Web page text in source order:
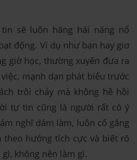
sẽ luôn hăng hái năng nổ
động. Ví dụ như bạn hay giơ
giờ học, thường xuyên đưa ra
mạnh dạn phát biểu trước
trôi chảy mà không hề hồi
tự tin cũng là người rất có ý
nghĩ dám làm, luôn cố gắng
theo hướng tích cực và biết rõ
không nên làm gì.